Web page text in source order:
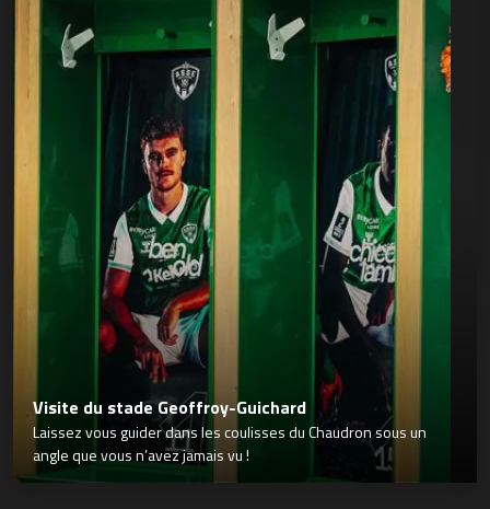
Visite du stade Geoffroy-Guichard
Laissez vous guider dans les coulisses du Chaudron sous un
angle que vous n’avez jamais vu !